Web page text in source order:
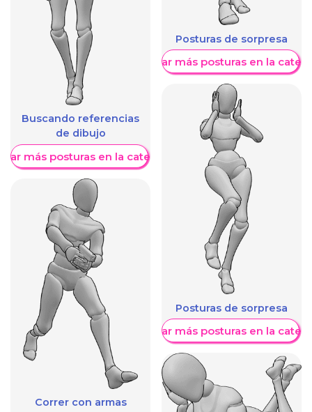
Buscando referencias
de dibujo
más posturas en la categoría
Correr con armas
Posturas de sorpresa
Mostrar más posturas en la
Posturas de sorpresa
Mostrar más posturas en la